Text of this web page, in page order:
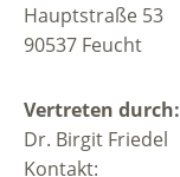
Hauptstraße 53
90537 Feucht
Vertreten durch:
Dr. Birgit Friedel
Kontakt: